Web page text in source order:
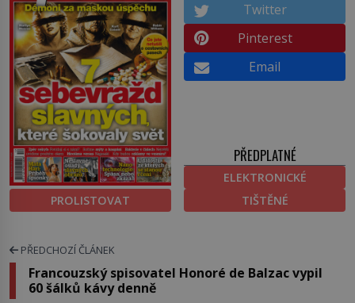
PROLISTOVAT
Twitter
Pinterest
Email
PŘEDPLATNÉ
ELEKTRONICKÉ
TIŠTĚNÉ
PŘEDCHOZÍ ČLÁNEK
Francouzský spisovatel Honoré de Balzac vypil
60 šálků kávy denně